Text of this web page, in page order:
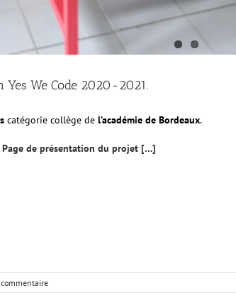
Yes We Code 2020-2021.
catégorie collège de l’académie de Bordeaux.
Page de présentation du projet […]